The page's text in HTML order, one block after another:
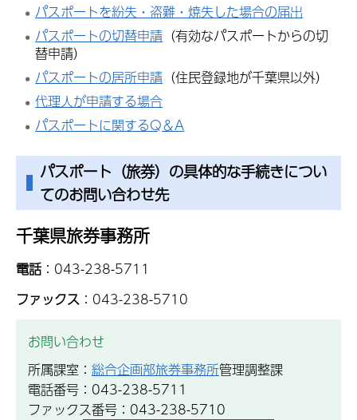
パスポートを紛失・盗難・焼失した場合の届出
パスポートの切替申請 （有効なパスポートからの切
替申請）
パスポートの居所申請 （住民登録地が千葉県以外）
代理人が申請する場合
パスポートに関するQ＆A
パスポート（旅券）の具体的な手続きについ
てのお問い合わせ先
千葉県旅券事務所
電話 ：043-238-5711
ファックス ：043-238-5710
お問い合わせ
所属課室： 総合企画部旅券事務所管理調整課
電話番号：043-238-5711
ファックス番号：043-238-5710